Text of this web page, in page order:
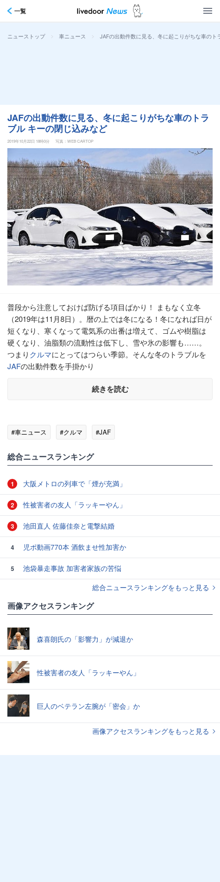
一覧
ニューストップ > 車ニュース > JAFの出動件数に見る、冬に起こりがちな車のト
JAFの出動件数に見る、冬に起こりがちな車のトラ
ブル キーの閉じ込みなど
2019年10月22日 18時0分 写真：WEB CARTOP
普段から注意しておけば防げる項目ばかり！ まもなく立冬
（2019年は11月8日）。暦の上では冬になる！冬になれば日が
短くなり、寒くなって電気系の出番は増えて、ゴムや樹脂は
硬くなり、油脂類の流動性は低下し、雪や氷の影響も……。
つまり クルマにとってはつらい季節。そんな冬のトラブルを
JAFの出動件数を手掛かり
続きを読む
#車ニュース #クルマ #JAF
総合ニュースランキング
1 大阪メトロの列車で「煙が充満」
2 性被害者の友人「ラッキーやん」
3 池田直人 佐藤佳奈と電撃結婚
4 児ポ動画770本 酒飲ませ性加害か
5
池袋暴走事故 加害者家族の苦悩
総合ニュースランキングをもっと見る
画像アクセスランキング
森喜朗氏の「影響力」が減退か
性被害者の友人「ラッキーやん」
巨人のベテラン左腕が「密会」か
画像アクセスランキングをもっと見る